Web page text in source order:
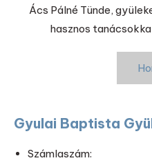
Ács Pálné Tünde,
hasznos
Gyulai Baptista
Számlaszám: